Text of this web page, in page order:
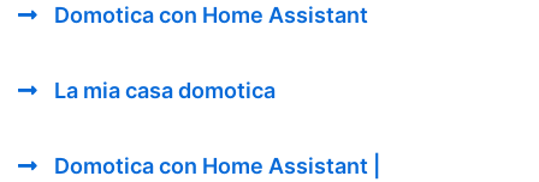
Domotica con Home Assistant
La mia casa domotica
Domotica con Home Assistant |